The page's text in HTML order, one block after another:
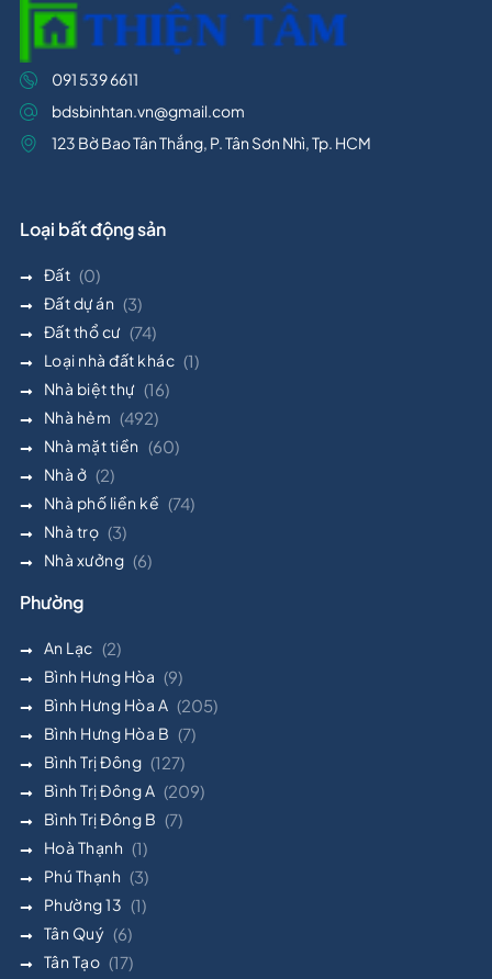
091 539 6611
bdsbinhtan.vn@gmail.com
123 Bờ Bao Tân Thắng, P. Tân Sơn Nhì, Tp. HCM
Loại bất động sản
Đất (0)
Đất dự án (3)
Đất thổ cư (74)
Loại nhà đất khác (1)
Nhà biệt thự (16)
Nhà hẻm (492)
Nhà mặt tiền (60)
Nhà ở (2)
Nhà phố liền kề (74)
Nhà trọ (3)
Nhà xưởng (6)
Phường
An Lạc (2)
Bình Hưng Hòa (9)
Bình Hưng Hòa A (205)
Bình Hưng Hòa B (7)
Bình Trị Đông (127)
Bình Trị Đông A (209)
Bình Trị Đông B (7)
Hoà Thạnh (1)
Phú Thạnh (3)
Phường 13 (1)
Tân Quý (6)
Tân Tạo (17)